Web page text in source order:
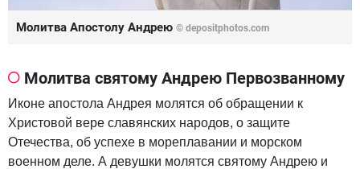
Молитва Апостолу Андрею © depositphotos.com
Молитва святому Андрею Первозванному
Иконе апостола Андрея молятся об обращении к
Христовой вере славянских народов, о защите
Отечества, об успехе в мореплавании и морском
военном деле. А девушки молятся святому Андрею и